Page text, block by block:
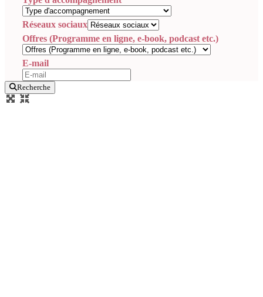
Réseaux sociaux
Offres (Programme en ligne, e-book, podcast etc.)
E-mail
Recherche